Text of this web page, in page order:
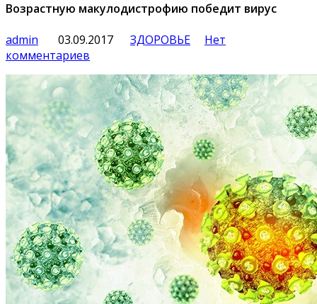
Возрастную макулодистрофию победит вирус
admin
03.09.2017 ЗДОРОВЬЕ
Нет
комментариев